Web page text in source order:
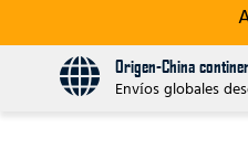
Origen-China
Envíos globales